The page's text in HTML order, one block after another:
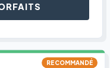
RECOMMANDÉ